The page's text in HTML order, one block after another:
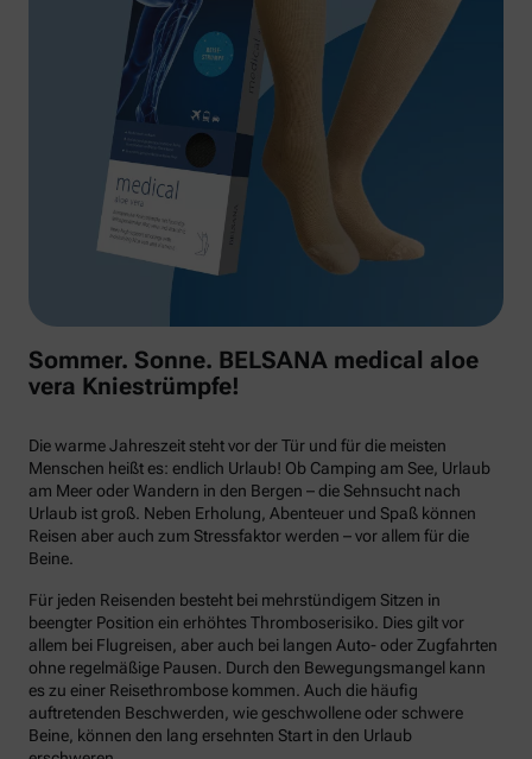
Sommer. Sonne. BELSANA medical aloe
vera Kniestrümpfe!
Die warme Jahreszeit steht vor der Tür und für die meisten
Menschen heißt es: endlich Urlaub! Ob Camping am See, Urlaub
am Meer oder Wandern in den Bergen – die Sehnsucht nach
Urlaub ist groß. Neben Erholung, Abenteuer und Spaß können
Reisen aber auch zum Stressfaktor werden – vor allem für die
Beine.
Für jeden Reisenden besteht bei mehrstündigem Sitzen in
beengter Position ein erhöhtes Thromboserisiko. Dies gilt vor
allem bei Flugreisen, aber auch bei langen Auto- oder Zugfahrten
ohne regelmäßige Pausen. Durch den Bewegungsmangel kann
es zu einer Reisethrombose kommen. Auch die häufig
auftretenden Beschwerden, wie geschwollene oder schwere
Beine, können den lang ersehnten Start in den Urlaub